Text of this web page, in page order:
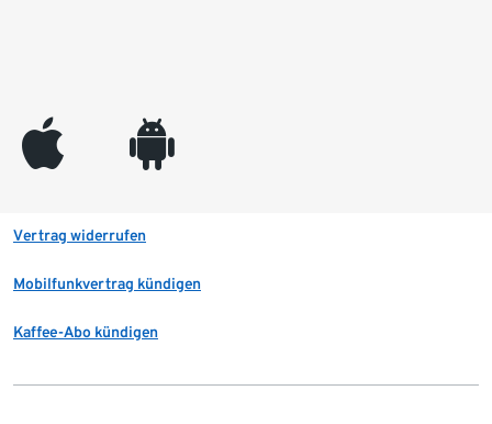
appleinc android
Vertrag widerrufen
Mobilfunkvertrag kündigen
Kaffee-Abo kündigen